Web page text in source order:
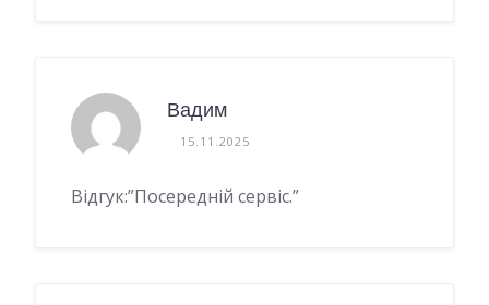
Вадим
15.11.2025
Відгук:”Посередній сервіс.”